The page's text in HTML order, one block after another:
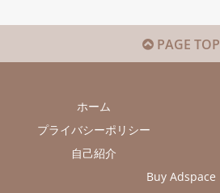
PAGE TOP
ホーム
プライバシーポリシー
自己紹介
Buy Adspace